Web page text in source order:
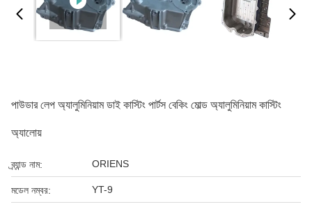
পাউডার লেপ অ্যালুমিনিয়াম ডাই কাস্টিং পার্টস বেকিং মোল্ড অ্যালুমিনিয়াম কাস্টিং
অ্যালোয়
ব্র্যান্ড নাম: ORIENS
মডেল নম্বর: YT-9